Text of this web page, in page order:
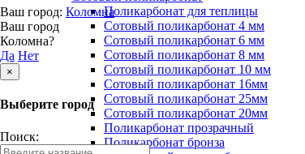
Ваш город: Коломна
Ваш город
Коломна?
Да Нет
×
Выберите город
Поиск:
Поликарбонат для теплицы
Сотовый поликарбонат 4 мм
Сотовый поликарбонат 6 мм
Сотовый поликарбонат 8 мм
Сотовый поликарбонат 10 мм
Сотовый поликарбонат 16мм
Сотовый поликарбонат 25мм
Сотовый поликарбонат 20мм
Поликарбонат прозрачный
Поликарбонат бронза